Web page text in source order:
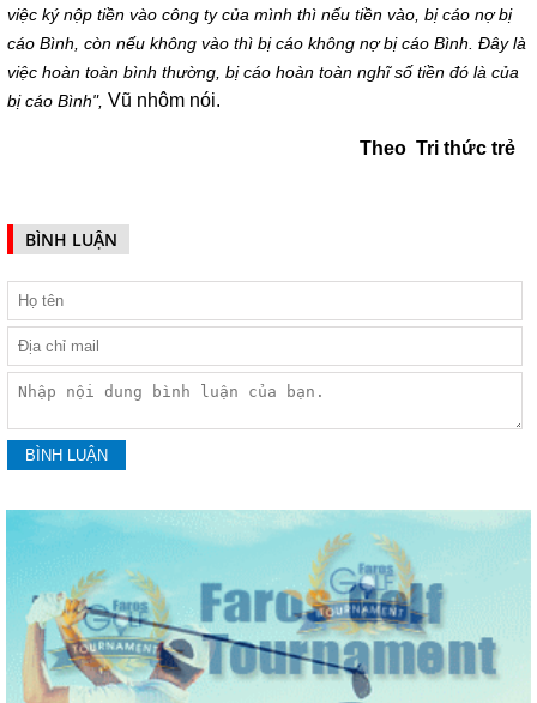
việc ký nộp tiền vào công ty của mình thì nếu tiền vào, bị cáo nợ bị
cáo Bình, còn nếu không vào thì bị cáo không nợ bị cáo Bình. Đây là
việc hoàn toàn bình thường, bị cáo hoàn toàn nghĩ số tiền đó là của
bị cáo Bình", Vũ nhôm nói.
Theo Tri thức trẻ
BÌNH LUẬN